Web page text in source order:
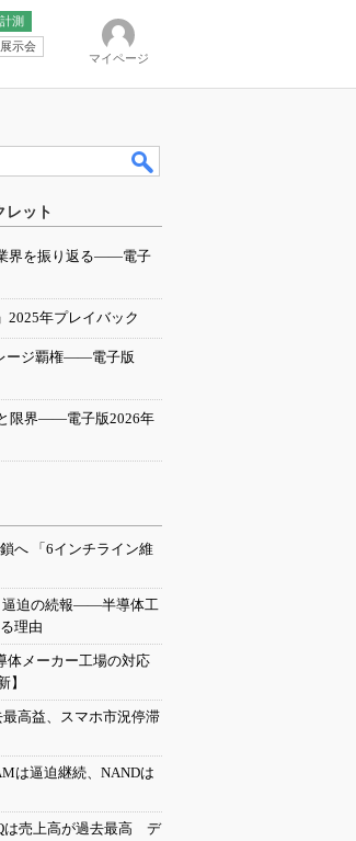
測
展示会
マイページ
レット
界を振り返る――電子
2025年プレイバック
ージ覇権――電子版
限界――電子版2026年
へ 「6インチライン維
逼迫の続報――半導体工
理由
体メーカー工場の対応
】
高益、スマホ市況停滞
は逼迫継続、NANDは
は売上高が過去最高 デ